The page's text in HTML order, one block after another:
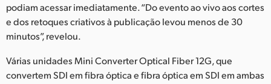
podiam acessar imediatamente. “Do evento ao vivo aos cortes
e dos retoques criativos à publicação levou menos de 30
minutos”, revelou.
Várias unidades Mini Converter Optical Fiber 12G, que
convertem SDI em fibra óptica e fibra óptica em SDI em ambas